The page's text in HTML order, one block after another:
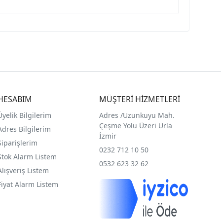
Bilgilerim
Bilgilerim
Alarm Listem
Listem
Alarm Listem
MÜŞTERİ HİZMETLERİ
Adres /Uzunkuyu Mah.
Çeşme Yolu Üzeri Urla
İzmir
0232 712 10 50
0532 623 32 62